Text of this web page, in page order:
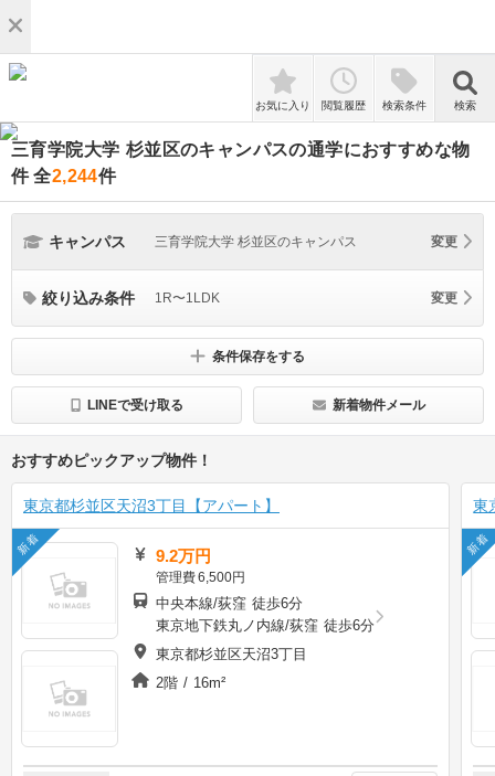
検索
お気に入り 閲覧履歴 検索条件 検索
三育学院大学 杉並区のキャンパスの通学におすすめな物
件 全2,244件
キャンパス 三育学院大学 杉並区のキャンパス 変更
絞り込み条件 1R〜1LDK 変更
条件保存をする
LINEで受け取る 新着物件メール
おすすめピックアップ物件！
東京都杉並区天沼3丁目【アパート】
新着 9.2万円
管理費6,500円
中央本線/荻窪 徒歩6分
東京地下鉄丸ノ内線/荻窪 徒歩6分
東京都杉並区天沼3丁目
2階 / 16m²
東
新着